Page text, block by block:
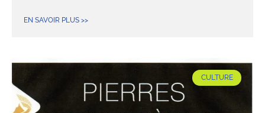
EN SAVOIR PLUS >>
CULTURE